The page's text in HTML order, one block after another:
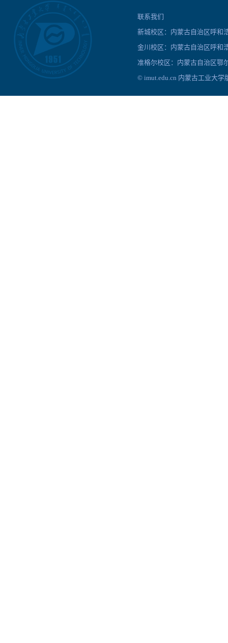
联系我们
新城校区：内蒙古自治区呼
金川校区：内蒙古自治区呼
准格尔校区：内蒙古自治区
© imut.edu.cn 内蒙古工业大